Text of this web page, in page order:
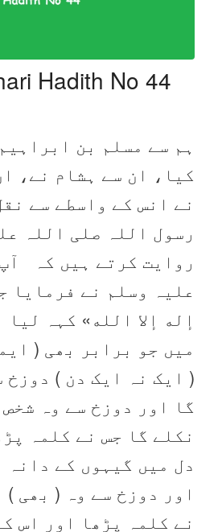
Hadith No 44
ہم سے مسلم بن
کیا، ان سے ہشام نے،
نے انس کے واسطے سے
رسول اللہ صلی اللہ
روایت کرتے ہیں کہ
علیہ وسلم نے فرمایا
إله إلا الله» کہہ
میں جو برابر بھی (
( ایک نہ ایک دن ) دوزخ
گا اور دوزخ سے وہ شخص
نکلے گا جس نے کلمہ
دل میں گیہوں کے دانہ
اور دوزخ سے وہ ( بھی
نے کلمہ پڑھا اور اس